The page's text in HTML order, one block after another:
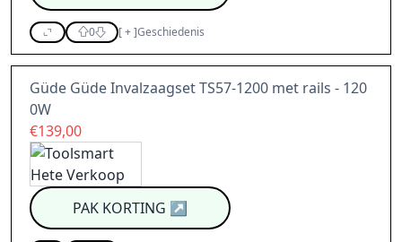
0 [+]Geschiedenis
Güde Güde Invalzaagset TS57-1200 met rails - 120
0W
€139,00
PAK KORTING ↗